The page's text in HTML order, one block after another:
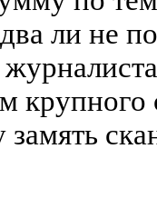
ли не
крупного